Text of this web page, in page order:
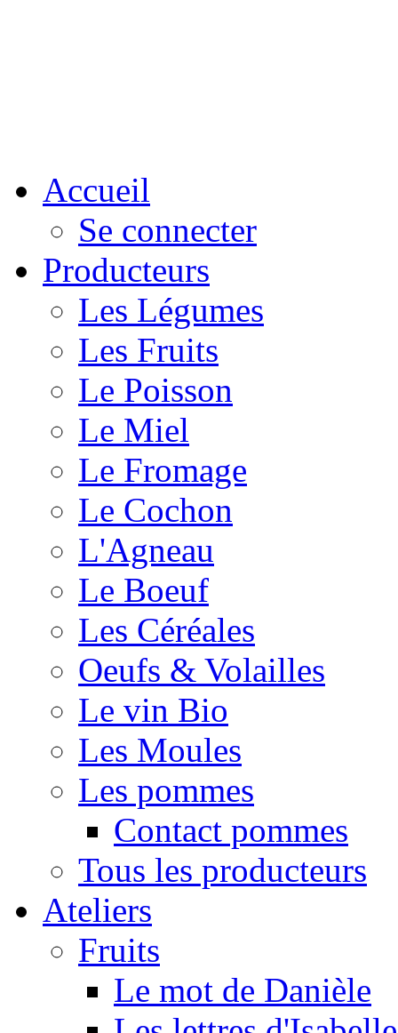
Accueil
Se connecter
Producteurs
Les Légumes
Les Fruits
Le Poisson
Le Miel
Le Fromage
Le Cochon
L'Agneau
Le Boeuf
Les Céréales
Oeufs & Volailles
Le vin Bio
Les Moules
Les pommes
Contact pommes
Tous les producteurs
Ateliers
Fruits
Le mot de Danièle